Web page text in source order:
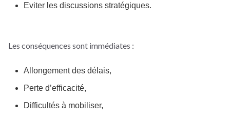
Eviter les discussions stratégiques.
Les conséquences sont immédiates :
Allongement des délais,
Perte d’efficacité,
Difficultés à mobiliser,